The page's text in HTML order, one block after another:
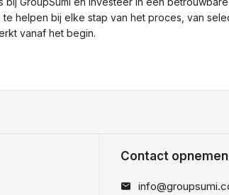
helpen bij elke stap van het proces, van
vanaf het begin.
Contact opnemen